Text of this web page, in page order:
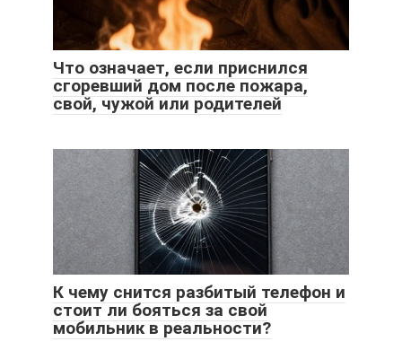
Что означает, если приснился
сгоревший дом после пожара,
свой, чужой или родителей
К чему снится разбитый телефон и
стоит ли бояться за свой
мобильник в реальности?